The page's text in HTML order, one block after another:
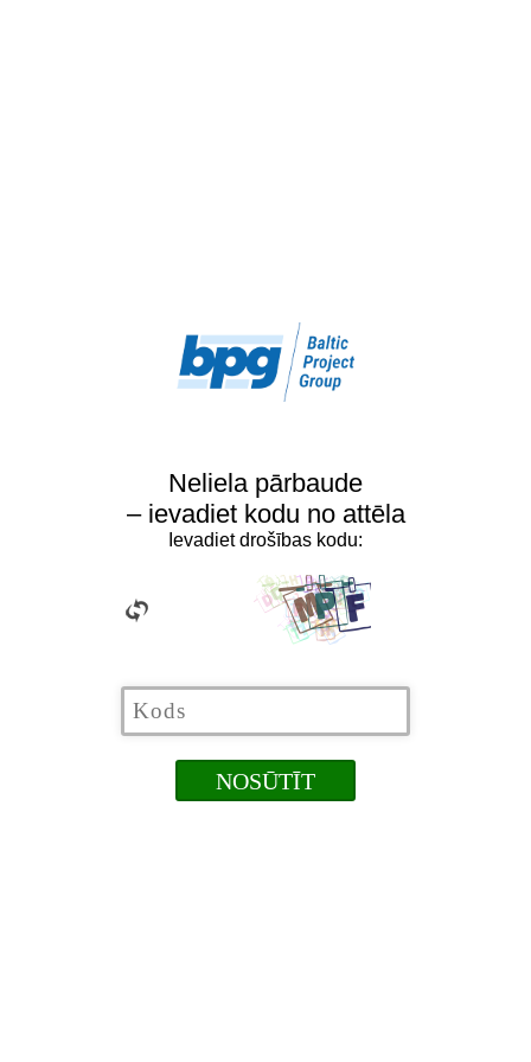
Neliela pārbaude
– ievadiet kodu no attēla
Ievadiet drošības kodu: